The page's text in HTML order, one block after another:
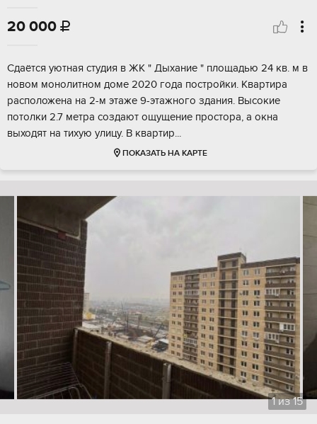
20 000 
Сдаётся уютная студия в ЖК " Дыхание " площадью 24 кв. м в
новом монолитном доме 2020 года постройки. Квартира
расположена на 2-м этаже 9-этажного здания. Высокие
потолки 2.7 метра создают ощущение простора, а окна
выходят на тихую улицу. В квартир...
ПОКАЗАТЬ НА КАРТЕ
1из15